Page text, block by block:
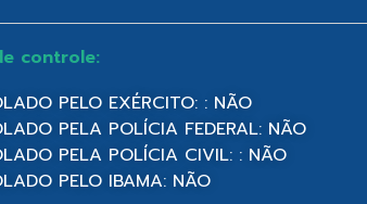
controle:
PELO EXÉRCITO: : NÃO
PELA POLÍCIA FEDERAL: NÃO
PELA POLÍCIA CIVIL: : NÃO
PELO IBAMA: NÃO